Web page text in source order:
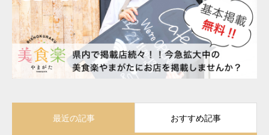
最近の記事 おすすめ記事